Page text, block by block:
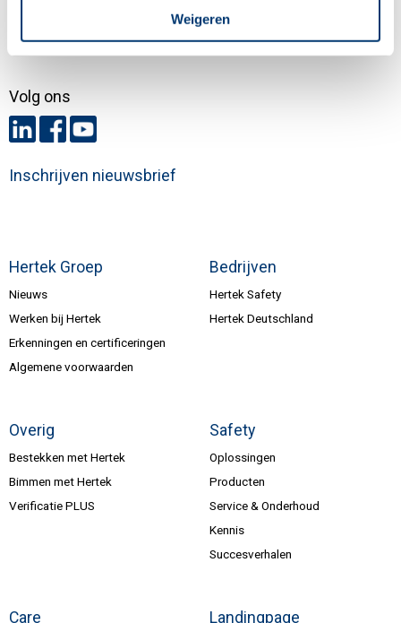
Weigeren
Hertek Groep
Nieuws
Werken bij Hertek
Erkenningen en certificeringen
Algemene voorwaarden
Bedrijven
Hertek Safety
Hertek Deutschland
Overig
Bestekken met Hertek
Bimmen met Hertek
Verificatie PLUS
Safety
Oplossingen
Producten
Service & Onderhoud
Kennis
Succesverhalen
Care Landingpage
info@hertek.nl
Volg ons
Inschrijven nieuwsbrief